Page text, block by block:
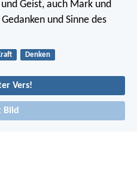
Geist, auch Mark und
und Sinne des
Denken
Vers!
Bild